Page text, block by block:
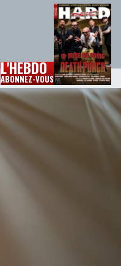
L'HEBDO
ABONNEZ-VOUS